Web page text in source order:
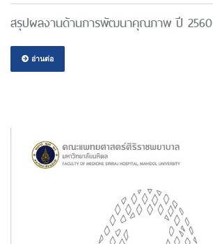
สรุปผลงานด้านการพัฒนาคุณภาพ ปี 2560
อ่านต่อ